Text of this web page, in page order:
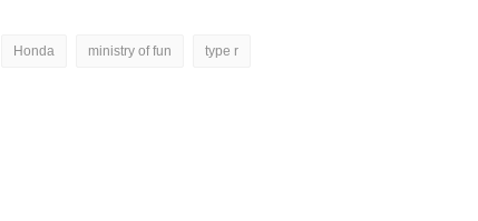
Honda ministry of fun type r